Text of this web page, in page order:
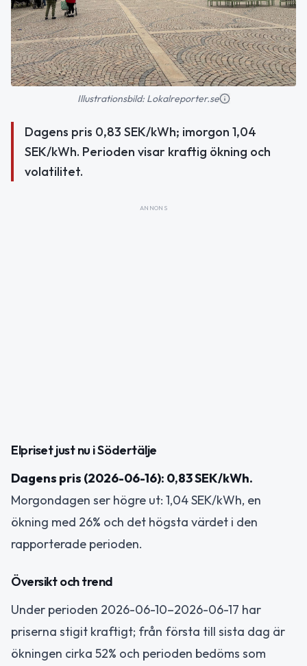
Illustrationsbild: Lokalreporter.se
Dagens pris 0,83 SEK/kWh; imorgon 1,04
SEK/kWh. Perioden visar kraftig ökning och
volatilitet.
ANNONS
Elpriset just nu i Södertälje
Dagens pris (2026-06-16): 0,83 SEK/kWh.
Morgondagen ser högre ut: 1,04 SEK/kWh, en
ökning med 26% och det högsta värdet i den
rapporterade perioden.
Översikt och trend
Under perioden 2026-06-10–2026-06-17 har
priserna stigit kraftigt; från första till sista dag är
ökningen cirka 52% och perioden bedöms som